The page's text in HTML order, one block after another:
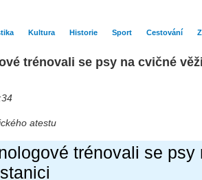
Kultura Historie Sport Cestování
trénovali se psy na cvičné
atestu